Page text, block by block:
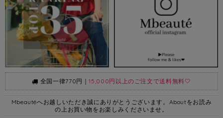
全国一律770円｜15,000円以上のご注文で送料無料🤍
Mbeautéへお越しいただき誠にありがとうございます。Aboutをお読み
の上お買い物をお楽しみくださいませ。